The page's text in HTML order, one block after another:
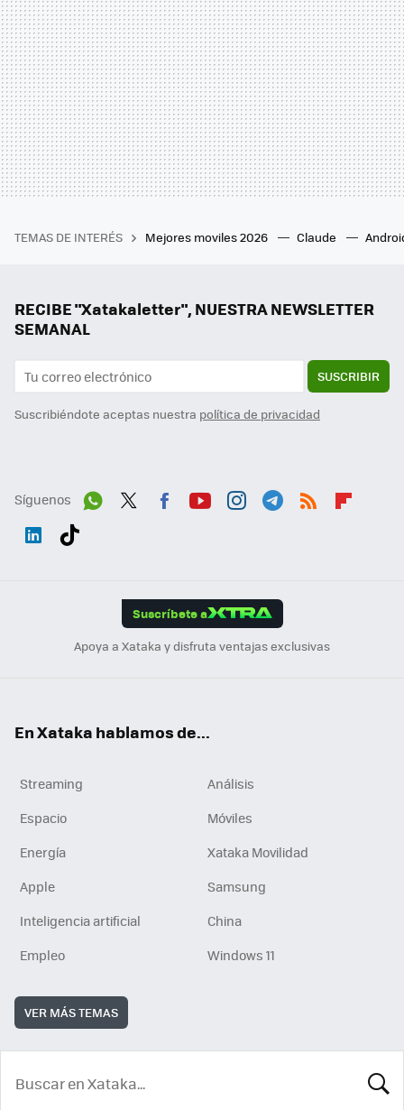
TEMAS DE INTERÉS Mejores moviles 2026 Claude
RECIBE "Xatakaletter", NUESTRA NEWSLETTER
SEMANAL
SUSCRIBIR
Suscribiéndote aceptas nuestra política de privacidad
Síguenos
Suscríbete a
Apoya a Xataka y disfruta ventajas exclusivas
En Xataka hablamos de...
Streaming
Análisis
Espacio
Móviles
Energía
Xataka Movilidad
Apple
Samsung
Inteligencia artificial
China
Empleo
Windows 11
VER MÁS TEMAS